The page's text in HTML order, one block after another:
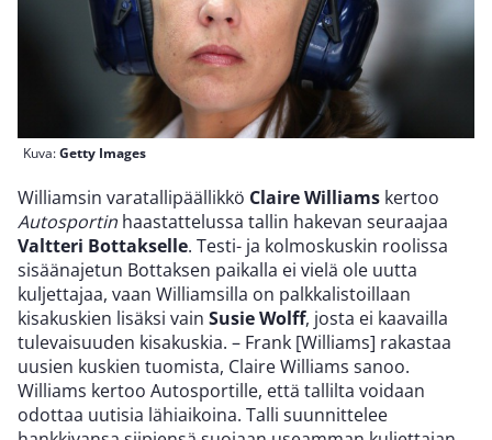
Kuva:Getty Images
Williamsin varatallipäällikkö Claire Williams kertoo
Autosportin haastattelussa tallin hakevan seuraajaa
Valtteri Bottakselle. Testi- ja kolmoskuskin roolissa
sisäänajetun Bottaksen paikalla ei vielä ole uutta
kuljettajaa, vaan Williamsilla on palkkalistoillaan
kisakuskien lisäksi vain Susie Wolff, josta ei kaavailla
tulevaisuuden kisakuskia. – Frank [Williams] rakastaa
uusien kuskien tuomista, Claire Williams sanoo.
Williams kertoo Autosportille, että tallilta voidaan
odottaa uutisia lähiaikoina. Talli suunnittelee